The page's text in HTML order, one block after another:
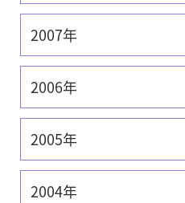
2007年
2006年
2005年
2004年